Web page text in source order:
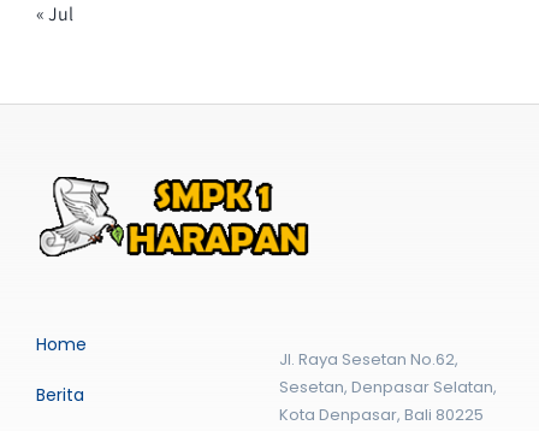
« Jul
Home
Berita
Jl. Raya Sesetan No.62,
Sesetan, Denpasar Selatan,
Kota Denpasar, Bali 80225